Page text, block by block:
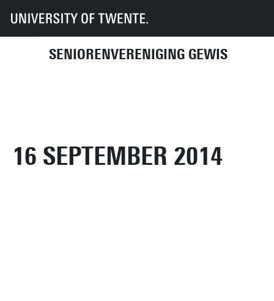
SENIORENVERENIGING GEWIS
UT UT-Kring GEWIS Activiteitenhistorie
16 september 2014
16 SEPTEMBER 2014